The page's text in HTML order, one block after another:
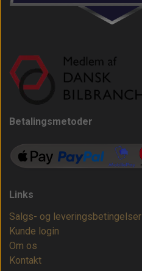
Betalingsmetoder
Links
Salgs- og leveringsbetingelser
Kunde login
Om os
Kontakt